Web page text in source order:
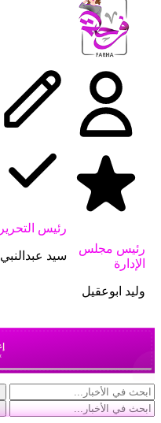
رئيس مجلس
الإدارة
وليد ابوعقيل
رئيس التحرير
سيد عبدالنبي